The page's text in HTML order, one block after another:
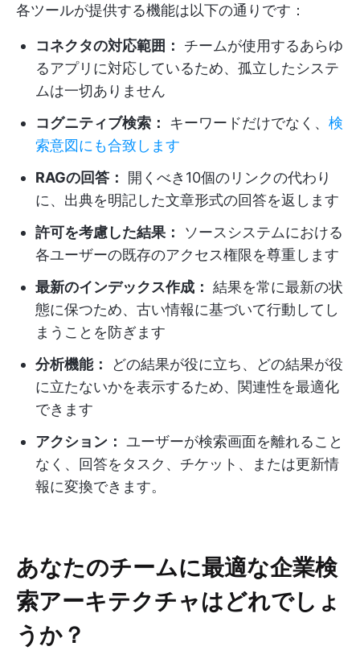
各ツールが提供する機能は以下の通りです：
コネクタの対応範囲：
チームが使用するあらゆ
るアプリに対応しているため、孤立したシステ
ムは一切ありません
コグニティブ検索：
キーワードだけでなく、 検
索意図にも合致します
RAGの回答：
開くべき10個のリンクの代わり
に、出典を明記した文章形式の回答を返します
許可を考慮した結果：
ソースシステムにおける
各ユーザーの既存のアクセス権限を尊重します
最新のインデックス作成： 結果を常に最新の状
態に保つため、古い情報に基づいて行動してし
まうことを防ぎます
分析機能：
どの結果が役に立ち、どの結果が役
に立たないかを表示するため、関連性を最適化
できます
アクション： ユーザーが検索画面を離れること
なく、回答をタスク、チケット、または更新情
報に変換できます。
あなたのチームに最適な企業検
索アーキテクチャはどれでしょ
うか？